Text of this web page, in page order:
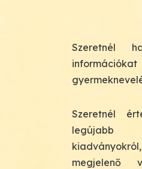
Szeretnél
Szeretnél
megjelenő